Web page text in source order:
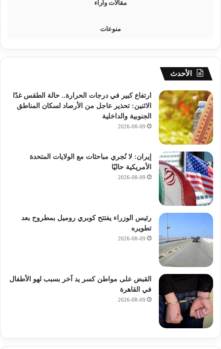
مقالات وآراء
منوعات
الأحدث
ارتفاع كبير في درجات الحرارة.. حالة الطقس غدًا
الاثنين: تحذير عاجل من الأرصاد لسكان المناطق
الجنوبية والداخلية
2026-08-09
إيران: لا نُجري مباحثات مع الولايات المتحدة
الأمريكية حاليًا
2026-08-09
رئيس الوزراء يفتتح كوبري روميل بمطروح بعد
تطويره
2026-08-09
القبض على مواطن كسر يد آخر بسبب لهو الأطفال
في القاهرة
2026-08-09